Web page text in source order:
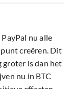
nu alle
creëren. Dit
groter is dan het
nu in BTC